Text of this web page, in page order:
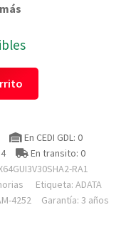
En CEDI GDL: 0
En transito: 0
RA1
Etiqueta: ADATA
4252 Garantía: 3 años